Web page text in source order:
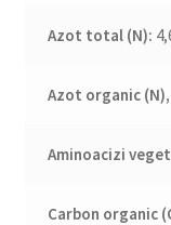
Azot total (N):
Azot organic
Aminoacizi
Carbon organic